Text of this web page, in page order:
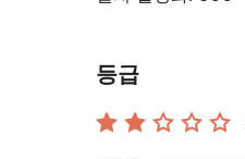
등급